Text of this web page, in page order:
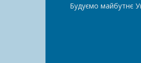
Будуємо майбутнє